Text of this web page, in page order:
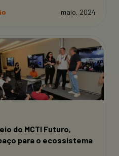
maio, 2024
do MCTI Futuro,
para o ecossistema